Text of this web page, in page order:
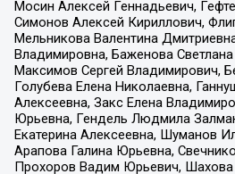
Мосин Алексей Геннадьевич,
Симонов Алексей Кириллович,
Мельникова Валентина
Владимировна, Баженова
Максимов Сергей Владимирович,
Голубева Елена Николаевна,
Алексеевна, Закс Елена
Юрьевна, Гендель Людмила
Екатерина Алексеевна, Шуманов
Арапова Галина Юрьевна,
Прохоров Вадим Юрьевич, Шахова